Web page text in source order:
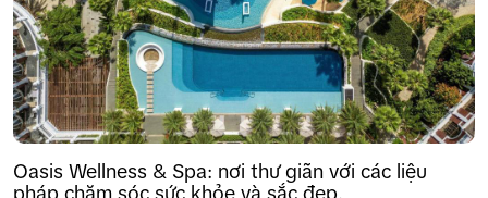
Oasis Wellness & Spa: nơi thư giãn với các liệu
pháp chăm sóc sức khỏe và sắc đẹp.